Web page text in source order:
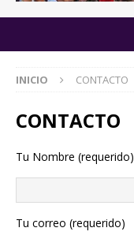
INICIO CONTACTO
CONTACTO
Tu Nombre (requerido)
Tu correo (requerido)